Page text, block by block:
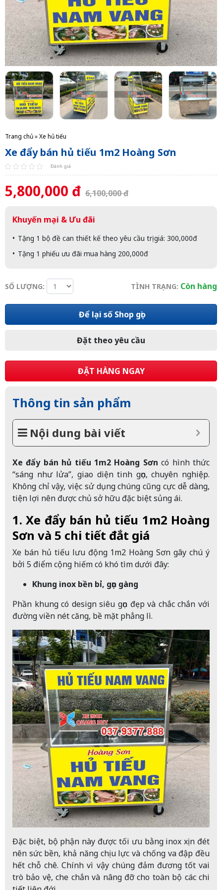
Trang chủ»Xe hủ tiếu
Xe đẩy bán hủ tiếu 1m2 Hoàng Sơn
Đánh giá
5,800,000 đ 6,100,000 đ
Khuyến mại & Ưu đãi
Tặng 1 bộ đề can thiết kế theo yêu cầu trị giá: 300,000đ
Tặng 1 phiếu ưu đãi mua hàng 200,000đ
SỐ LƯỢNG: TÌNH TRẠNG: Còn hàng
Để lại số Shop gọi
Đặt theo yêu cầu
ĐẶT HÀNG NGAY
Thông tin sản phẩm
Nội dung bài viết
Xe đẩy bán hủ tiếu 1m2 Hoàng Sơncó hình thức
“sáng như lửa”, giao diện tinh gọn, chuyên nghiệp.
Không chỉ vậy, việc sử dụng chúng cũng cực dễ dàng,
tiện lợi nên được chủ sở hữu đặc biệt sủng ái.
1. Xe đẩy bán hủ tiếu 1m2 Hoàng
Sơn và 5 chi tiết đắt giá
Xe bán hủ tiếu lưu động 1m2 Hoàng Sơn gây chú ý
bởi 5 điểm cộng hiếm có khó tìm dưới đây:
Khung inox bền bỉ, gọn gàng
Phần khung có design siêu gọn đẹp và chắc chắn với
đường viền nét căng, bề mặt phẳng lì.
Đặc biệt, bộ phận này được tối ưu bằng inox xịn đét
nên sức bền, khả năng chịu lực và chống va đập đều
hết chỗ chê. Chính vì vậy chúng đảm đương tốt vai
trò bảo vệ, che chắn và nâng đỡ cho toàn bộ các chi